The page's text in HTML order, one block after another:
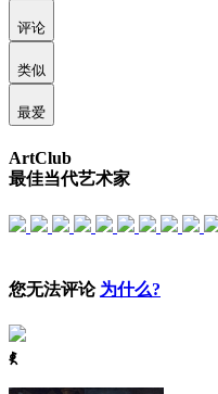
评论
类似
最爱
ArtClub
最佳当代艺术家
您无法评论 为什么?
ꈅ